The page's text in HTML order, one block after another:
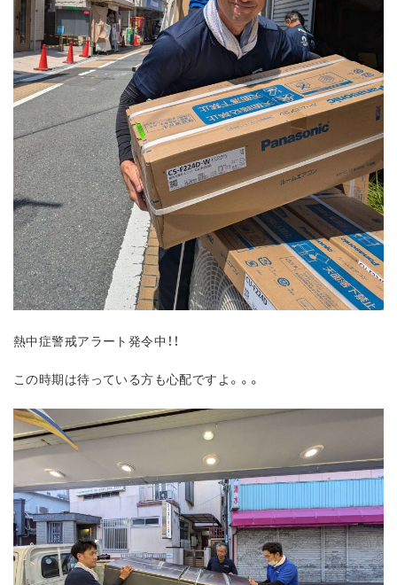
熱中症警戒アラート発令中！！
この時期は待っている方も心配ですよ。。。